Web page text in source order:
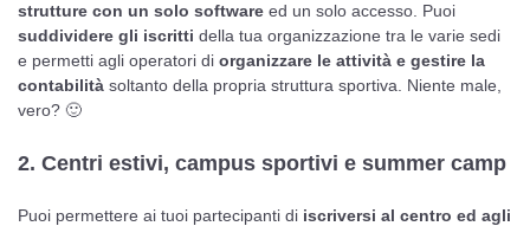
strutture con un solo software ed un solo accesso. Puoi
suddividere gli iscritti della tua organizzazione tra le varie sedi
e permetti agli operatori di organizzare le attività e gestire la
contabilità soltanto della propria struttura sportiva. Niente male,
vero? 🙂
2. Centri estivi, campus sportivi e summer camp
Puoi permettere ai tuoi partecipanti di iscriversi al centro ed agli